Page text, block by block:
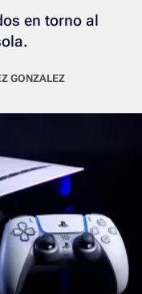
en torno al
GONZALEZ